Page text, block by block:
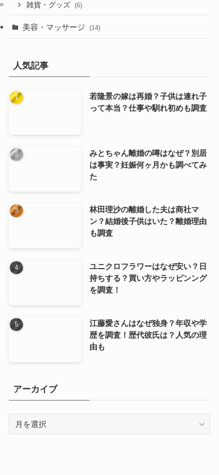
雑貨・グッズ (6)
美容・マッサージ (14)
人気記事
若隆景の嫁は再婚？子供は連れ子
って本当？仕事や馴れ初めも調査
みとちゃん離婚の噂はなぜ？別居
は事実？妊娠何ヶ月かも調べてみ
た
林田理沙の離婚した夫は商社マ
ン？結婚後子供はいた？離婚理由
も調査
ユニクロフラワーはなぜ安い？日
持ちする？買い方やラッピンング
を調査！
江藤愛さんはなぜ独身？年収や学
歴を調査！歴代彼氏は？人気の理
由も
アーカイブ